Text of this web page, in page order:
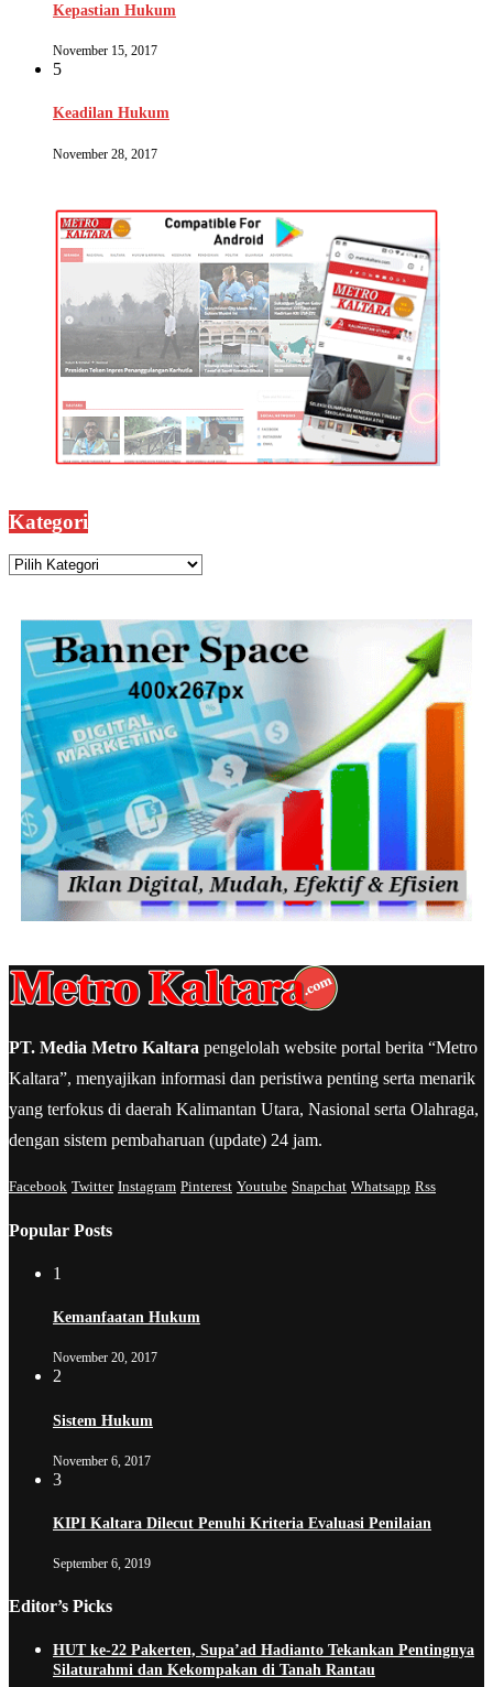
Kepastian Hukum
November 15, 2017
5
Keadilan Hukum
November 28, 2017
Kategori
Kategori
PT. Media Metro Kaltara pengelolah website portal berita “Metro
Kaltara”, menyajikan informasi dan peristiwa penting serta menarik
yang terfokus di daerah Kalimantan Utara, Nasional serta Olahraga,
dengan sistem pembaharuan (update) 24 jam.
Facebook Twitter Instagram Pinterest Youtube Snapchat Whatsapp Rss
Popular Posts
1
Kemanfaatan Hukum
November 20, 2017
2
Sistem Hukum
November 6, 2017
3
KIPI Kaltara Dilecut Penuhi Kriteria Evaluasi Penilaian
September 6, 2019
Editor’s Picks
HUT ke-22 Pakerten, Supa’ad Hadianto Tekankan Pentingnya
Silaturahmi dan Kekompakan di Tanah Rantau